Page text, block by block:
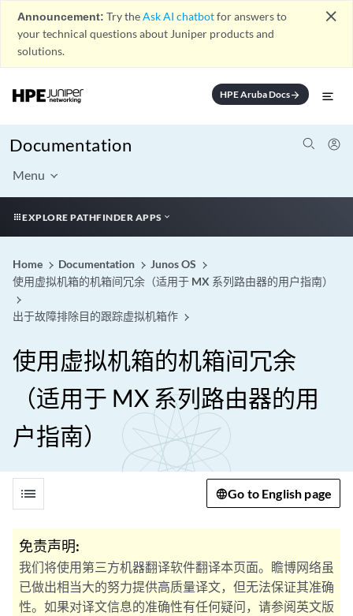
Announcement: Try theAsk AI chatbotfor answers to
your technical questions about Juniper products and
solutions.
close
HPE Aruba Docsarrow_forward
Documentation
Menu
EXPLORE PATHFINDER APPS
Home Documentation
Junos OS
使用虚拟机箱的机箱间冗余（适用于 MX 系列路由器的用户指南）
出于故障排除目的跟踪虚拟机箱作
使用虚拟机箱的机箱间冗余
（适用于 MX 系列路由器的用
户指南）
list Go to English page
免责声明:
我们将使用第三方机器翻译软件翻译本页面。瞻博网络虽
已做出相当大的努力提供高质量译文，但无法保证其准确
性。如果对译文信息的准确性有任何疑问，请参阅英文版